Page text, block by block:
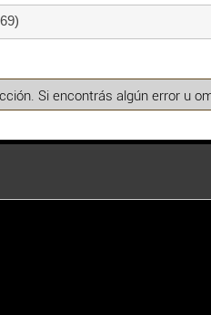
Si encontrás algún error u